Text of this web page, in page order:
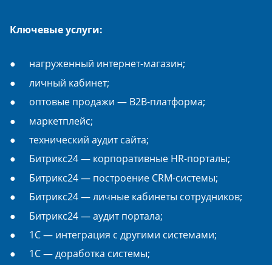
Ключевые услуги:
нагруженный интернет-магазин;
личный кабинет;
оптовые продажи — B2B-платформа;
маркетплейс;
технический аудит сайта;
Битрикс24 — корпоративные HR-порталы;
Битрикс24 — построение CRM-системы;
Битрикс24 — личные кабинеты сотрудников;
Битрикс24 — аудит портала;
1С — интеграция с другими системами;
1С — доработка системы;